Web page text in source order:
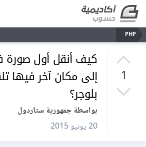
PHP
1
كيف أنقل أول صورة
إلى مكان آخر فيها
بلوجر؟
بواسطة جمهورية ستاردول
20 يونيو 2015